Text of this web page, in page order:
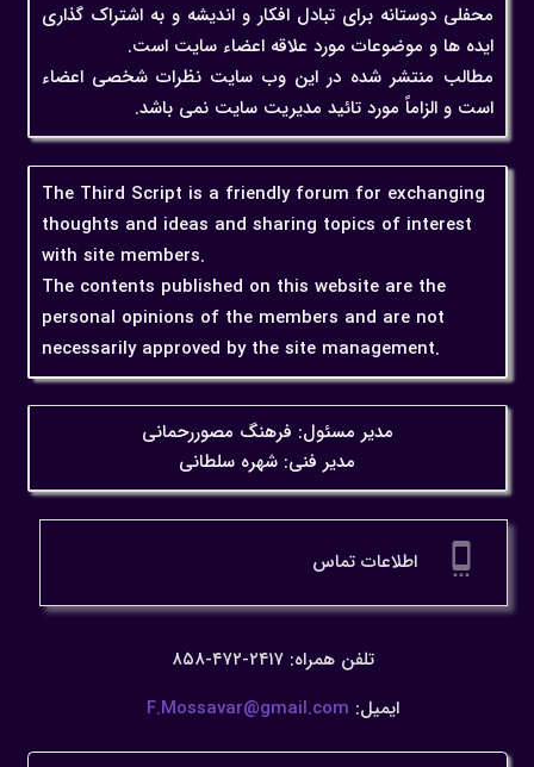
محفلی دوستانه برای تبادل افکار و اندیشه و به اشتراک گذاری
ایده ها و موضوعات مورد علاقه اعضاء سایت است.
مطالب منتشر شده در این وب سایت نظرات شخصی اعضاء
است و الزاماً مورد تائید مدیریت سایت نمی باشد.
The Third Script is a friendly forum for exchanging
thoughts and ideas and sharing topics of interest
with site members.
The contents published on this website are the
personal opinions of the members and are not
necessarily approved by the site management.
مدیر مسئول: فرهنگ مصوررحمانی
مدیر فنی: شهره سلطانی
settings_cell اطلاعات تماس
تلفن همراه: ۲۴۱۷-۴۷۲-۸۵۸
ایمیل: F.Mossavar@gmail.com